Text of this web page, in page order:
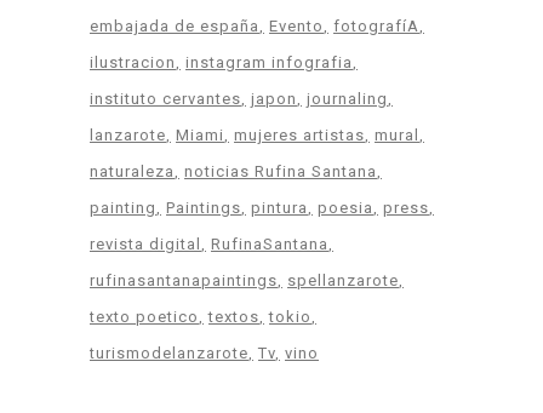
embajada de españa
Evento
fotografíA
ilustracion
instagram infografia
instituto cervantes japon
journaling
lanzarote Miami mujeres artistas mural
naturaleza
noticias Rufina Santana
painting
Paintings pintura poesia
press
revista digital
RufinaSantana
rufinasantanapaintings
spellanzarote
texto poetico
textos tokio
turismodelanzarote Tv vino